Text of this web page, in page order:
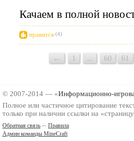
Качаем в полной
нравится (4)
← 1 ... 60 61
© 2007-2014 — «Информационно-
Полное или частичное цитирование
только при наличии ссылки на
Обратная связь – Правила
Админ команды MineCraft